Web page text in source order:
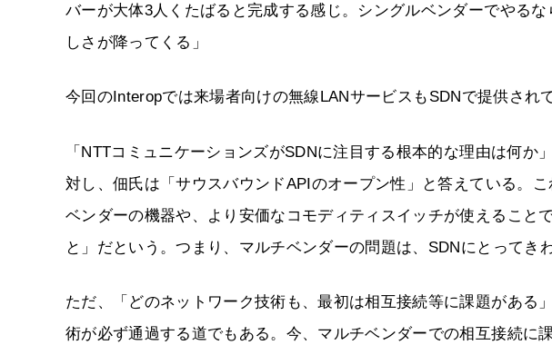
バーが大体3人くたばると完成する感じ。シングルベンダーでやる
しさが降ってくる」
今回のInteropでは来場者向けの無線LANサービスもSDNで提供され
「NTTコミュニケーションズがSDNに注目する根本的な理由は何か
対し、佃氏は「サウスバウンドAPIのオープン性」と答えている。
ベンダーの機器や、より安価なコモディティスイッチが使えること
と」だという。つまり、マルチベンダーの問題は、SDNにとってき
ただ、「どのネットワーク技術も、最初は相互接続等に課題がある
術が必ず通過する道でもある。今、マルチベンダーでの相互接続に